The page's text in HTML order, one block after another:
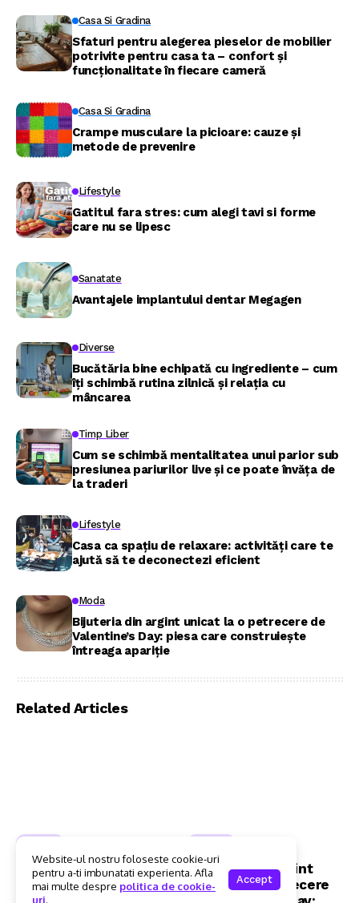
Casa Si Gradina
Sfaturi pentru alegerea pieselor de mobilier
potrivite pentru casa ta – confort și
funcționalitate în fiecare cameră
Casa Si Gradina
Crampe musculare la picioare: cauze și
metode de prevenire
Lifestyle
Gatitul fara stres: cum alegi tavi si forme
care nu se lipesc
Sanatate
Avantajele implantului dentar Megagen
Diverse
Bucătăria bine echipată cu ingrediente – cum
îți schimbă rutina zilnică și relația cu
mâncarea
Timp Liber
Cum se schimbă mentalitatea unui parior sub
presiunea pariurilor live și ce poate învăța de
la traderi
Lifestyle
Casa ca spațiu de relaxare: activități care te
ajută să te deconectezi eficient
Moda
Bijuteria din argint unicat la o petrecere de
Valentine’s Day: piesa care construiește
întreaga apariție
Related Articles
Stilul effortless: ce
cercei pentru femei
Bijuteria din argint
unicat la o petrecere
Website-ul nostru foloseste cookie-uri
pentru a-ti imbunatati experienta. Afla
mai multe despre politica de cookie-
uri.
Accept